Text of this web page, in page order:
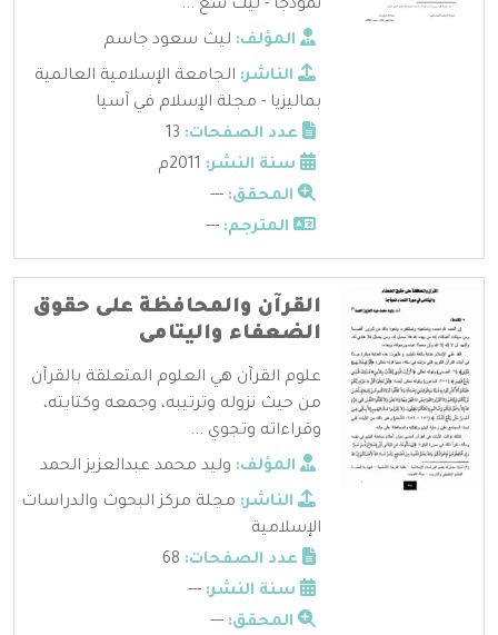
نموذجا - ليث سع ...
المؤلف: ليث سعود جاسم
الناشر: الجامعة الإسلامية العالمية
بماليزيا - مجلة الإسلام في آسيا
عدد الصفحات:
سنة النشر:
المحقق: ---
المترجم: ---
القرآن والمحافظة على حقوق
الضعفاء واليتامى
علوم القرآن هي العلوم المتعلقة بالقرآن
من حيث نزوله وترتيبه، وجمعه وكتابته،
وقراءاته وتجوي ...
المؤلف: وليد محمد عبدالعزيز الحمد
الناشر: مجلة مركز البحوث والدراسات
الإسلامية
عدد الصفحات:
سنة النشر: ---
المحقق: ---